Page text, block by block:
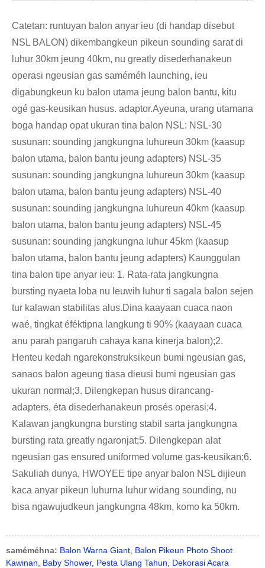
Catetan: runtuyan balon anyar ieu (di handap disebut
NSL BALON) dikembangkeun pikeun sounding sarat di
luhur 30km jeung 40km, nu greatly disederhanakeun
operasi ngeusian gas saméméh launching, ieu
digabungkeun ku balon utama jeung balon bantu, kitu
ogé gas-keusikan husus. adaptor.Ayeuna, urang utamana
boga handap opat ukuran tina balon NSL: NSL-30
susunan: sounding jangkungna luhureun 30km (kaasup
balon utama, balon bantu jeung adapters) NSL-35
susunan: sounding jangkungna luhureun 30km (kaasup
balon utama, balon bantu jeung adapters) NSL-40
susunan: sounding jangkungna luhureun 40km (kaasup
balon utama, balon bantu jeung adapters) NSL-45
susunan: sounding jangkungna luhur 45km (kaasup
balon utama, balon bantu jeung adapters) Kaunggulan
tina balon tipe anyar ieu: 1. Rata-rata jangkungna
bursting nyaeta loba nu leuwih luhur ti sagala balon sejen
tur kalawan stabilitas alus.Dina kaayaan cuaca naon
waé, tingkat éféktipna langkung ti 90% (kaayaan cuaca
anu parah pangaruh cahaya kana kinerja balon);2.
Henteu kedah ngarekonstruksikeun bumi ngeusian gas,
sanaos balon ageung tiasa dieusi bumi ngeusian gas
ukuran normal;3. Dilengkepan husus dirancang-
adapters, éta disederhanakeun prosés operasi;4.
Kalawan jangkungna bursting stabil sarta jangkungna
bursting rata greatly ngaronjat;5. Dilengkepan alat
ngeusian gas ensured uniformed volume gas-keusikan;6.
Sakuliah dunya, HWOYEE tipe anyar balon NSL dijieun
kaca anyar pikeun luhurna luhur widang sounding, nu
bisa ngawujudkeun jangkungna 48km, komo ka 50km.
saméméhna: Balon Warna Giant, Balon Pikeun Photo Shoot
Kawinan, Baby Shower, Pesta Ulang Tahun, Dekorasi Acara